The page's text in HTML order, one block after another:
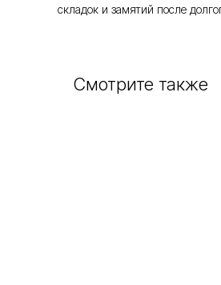
складок и замятий после
Смотрите также